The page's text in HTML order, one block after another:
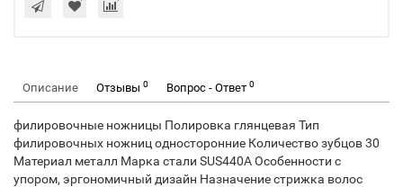
Описание Отзывы 0 Вопрос - Ответ 0
филировочные ножницы Полировка глянцевая Тип
филировочных ножниц односторонние Количество зубцов 30
Материал металл Марка стали SUS440A Особенности с
упором, эргономичный дизайн Назначение стрижка волос